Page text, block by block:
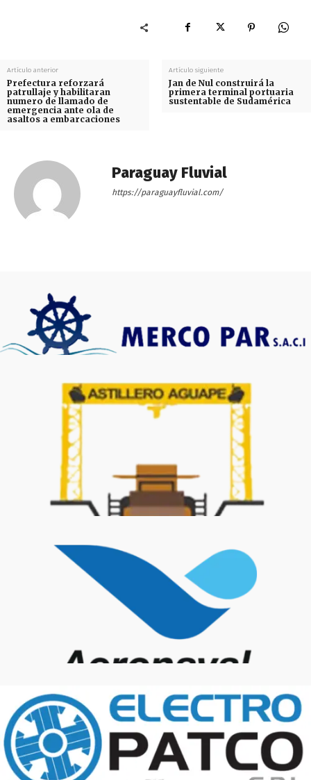
Artículo anterior
Prefectura reforzará
patrullaje y habilitaran
numero de llamado de
emergencia ante ola de
asaltos a embarcaciones
Artículo siguiente
Jan de Nul construirá la
primera terminal portuaria
sustentable de Sudamérica
Paraguay Fluvial
https://paraguayfluvial.com/